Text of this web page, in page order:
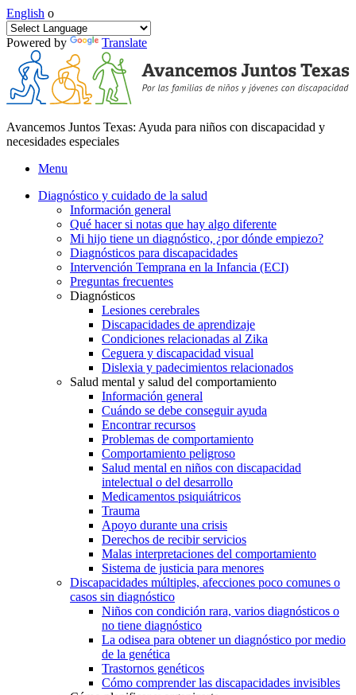
English o
Powered by Translate
Avancemos Juntos Texas: Ayuda para niños con discapacidad y
necesidades especiales
Menu
Diagnóstico y cuidado de la salud
Información general
Qué hacer si notas que hay algo diferente
Mi hijo tiene un diagnóstico, ¿por dónde empiezo?
Diagnósticos para discapacidades
Intervención Temprana en la Infancia (ECI)
Preguntas frecuentes
Diagnósticos
Lesiones cerebrales
Discapacidades de aprendizaje
Condiciones relacionadas al Zika
Ceguera y discapacidad visual
Dislexia y padecimientos relacionados
Salud mental y salud del comportamiento
Información general
Cuándo se debe conseguir ayuda
Encontrar recursos
Problemas de comportamiento
Comportamiento peligroso
Salud mental en niños con discapacidad
intelectual o del desarrollo
Medicamentos psiquiátricos
Trauma
Apoyo durante una crisis
Derechos de recibir servicios
Malas interpretaciones del comportamiento
Sistema de justicia para menores
Discapacidades múltiples, afecciones poco comunes o
casos sin diagnóstico
Niños con condición rara, varios diagnósticos o
no tiene diagnóstico
La odisea para obtener un diagnóstico por medio
de la genética
Trastornos genéticos
Cómo comprender las discapacidades invisibles